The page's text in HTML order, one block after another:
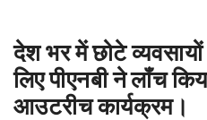
देश भर में छोटे
लिए पीएनबी ने लॉंच
आउटरीच कार्यक्रम।